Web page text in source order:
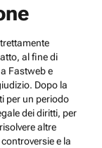
al fine di
Fastweb e
Dopo la
per un periodo
dei diritti, per
altre
e la